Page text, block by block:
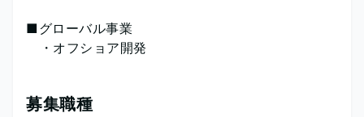
■グローバル事業
・オフショア開発
募集職種